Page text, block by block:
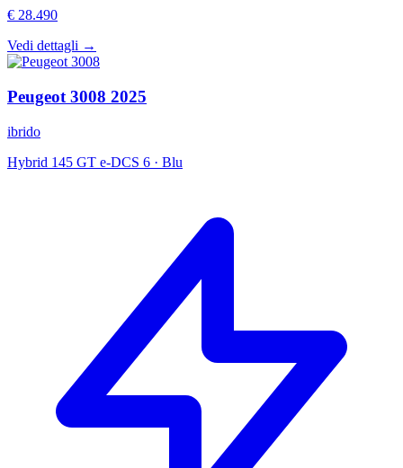
€ 28.490
Vedi dettagli →
Peugeot 3008 2025
ibrido
Hybrid 145 GT e-DCS 6 · Blu